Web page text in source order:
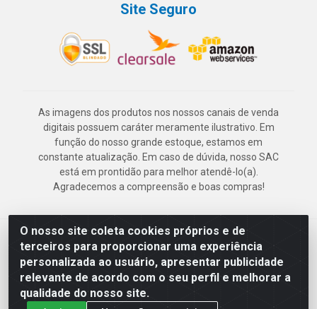
O nosso site coleta cookies próprios e de
terceiros para proporcionar uma experiência
personalizada ao usuário, apresentar publicidade
relevante de acordo com o seu perfil e melhorar a
qualidade do nosso site.
Site Seguro
As imagens dos produtos nos nossos canais de venda
digitais possuem caráter meramente ilustrativo. Em
função do nosso grande estoque, estamos em
constante atualização. Em caso de dúvida, nosso SAC
está em prontidão para melhor atendê-lo(a).
Agradecemos a compreensão e boas compras!
Deskontão Atacado - Av. Marechal Mascarenhas de Morais, 2471 -
Imbiribeira - Recife/PE - CEP 51.150-001 - CNPJ 24.150.377/0003-
57